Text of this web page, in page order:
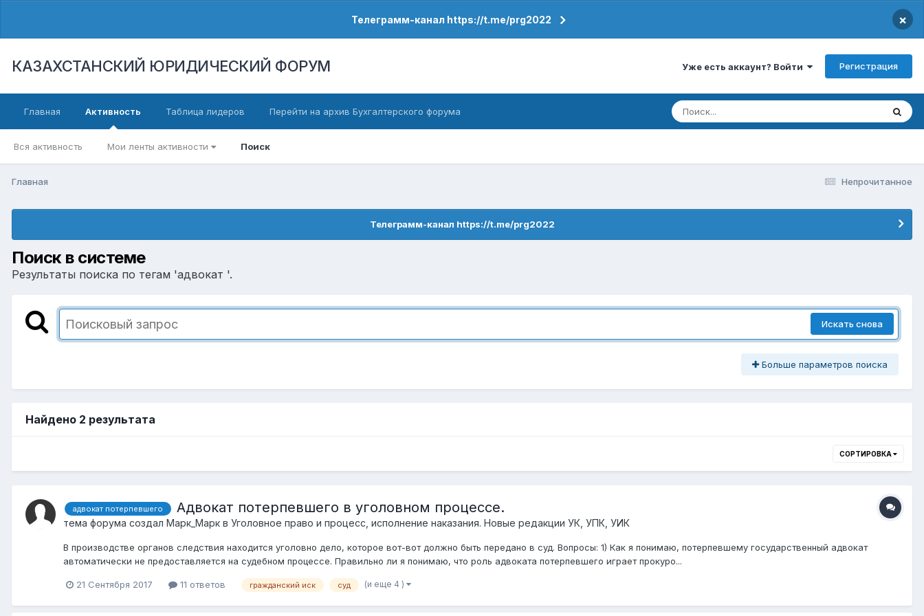
Телеграмм-канал https://t.me/prg2022 ×
КАЗАХСТАНСКИЙ ЮРИДИЧЕСКИЙ ФОРУМ Уже есть аккаунт? Войти Регистрация
Главная Активность
Вся активность Мои ленты активности Поиск
Таблица лидеров Перейти на архив Бухгалтерского форума
Непрочитанное
Главная
Телеграмм-канал https://t.me/prg2022
Поиск в системе
Результаты поиска по тегам 'адвокат '.
Искать снова
Больше параметров поиска
Найдено 2 результата
СОРТИРОВКА
адвокат потерпевшего Адвокат потерпевшего в уголовном процессе.
тема форума создал Марк_Марк в Уголовное право и процесс, исполнение наказания. Новые редакции УК, УПК, УИК
В производстве органов следствия находится уголовно дело, которое вот-вот должно быть передано в суд. Вопросы: 1) Как я понимаю, потерпевшему государственный адвокат
автоматически не предоставляется на судебном процессе. Правильно ли я понимаю, что роль адвоката потерпевшего играет прокуро...
21 Сентября 2017 11 ответов гражданский иск суд (и еще 4 )